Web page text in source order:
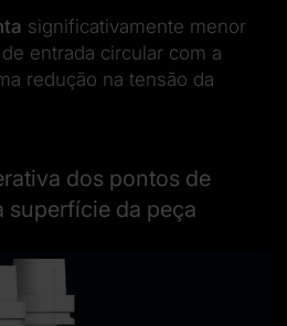
significativamente menor
entrada circular com a
redução na tensão da
dos pontos de
superfície da peça